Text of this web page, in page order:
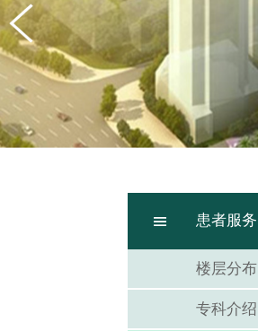
患者服务
楼层分布
专科介绍